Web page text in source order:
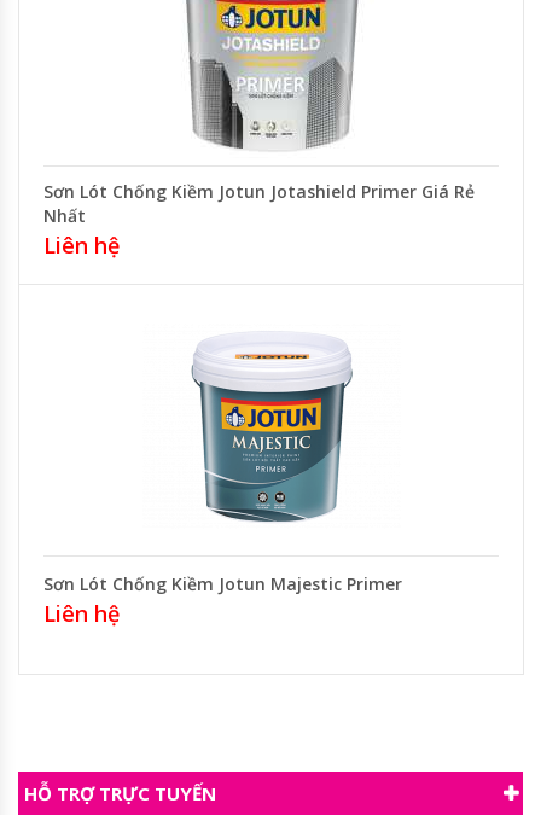
Sơn Lót Chống Kiềm Jotun Jotashield Primer Giá Rẻ
Nhất
Liên hệ
Sơn Lót Chống Kiềm Jotun Majestic Primer
Liên hệ
HỖ TRỢ TRỰC TUYẾN